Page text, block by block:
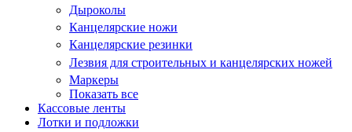
Дыроколы
Канцелярские ножи
Канцелярские резинки
Лезвия для строительных и канцелярских ножей
Маркеры
Показать все
Кассовые ленты
Лотки и подложки